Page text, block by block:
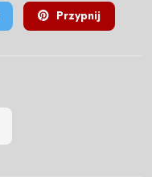
Przypnij